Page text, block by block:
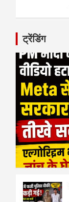
ट्रेंडिंग